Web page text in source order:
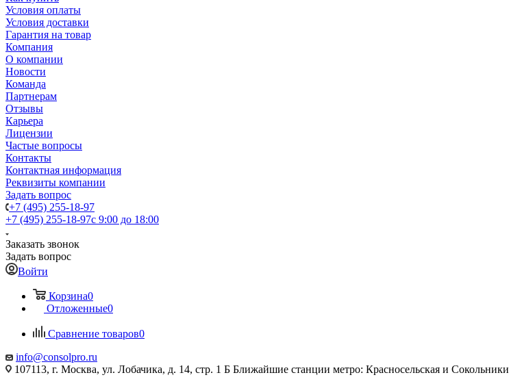
Условия оплаты
Условия доставки
Гарантия на товар
Компания
О компании
Новости
Команда
Партнерам
Отзывы
Карьера
Лицензии
Частые вопросы
Контакты
Контактная информация
Реквизиты компании
Задать вопрос
+7 (495) 255-18-97
+7 (495) 255-18-97с 9:00 до 18:00
Заказать звонок
Задать вопрос
Войти
Корзина0
Отложенные0
Сравнение товаров0
info@consolpro.ru
107113, г. Москва, ул. Лобачика, д. 14, стр. 1 Б Ближайшие станции метро: Красносельская и Сокольники